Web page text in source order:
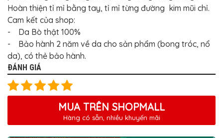
Hoàn thiện tỉ mỉ bằng tay, tỉ mỉ từng đường kim mũi chỉ.
Cam kết của shop:
- Da Bò thật 100%
- Bảo hành 2 năm về da cho sản phẩm (bong tróc, nổ
da), có thẻ bảo hành.
ĐÁNH GIÁ
MUA TRÊN SHOPMALL
Hàng có sẵn, nhiều khuyến mãi